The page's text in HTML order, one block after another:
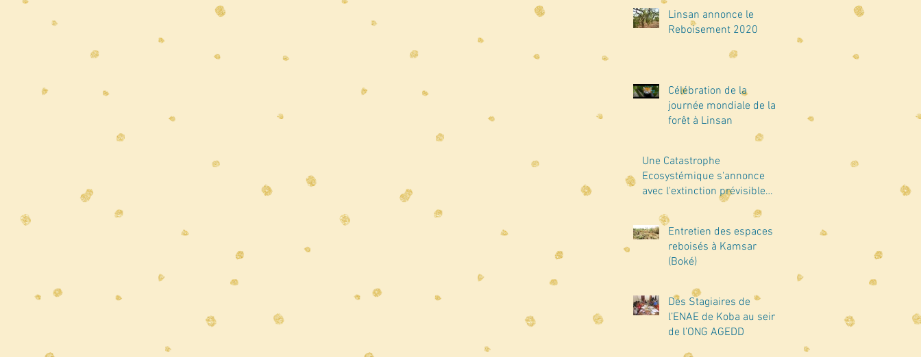
Linsan annonce le
Reboisement 2020
Célébration de la
journée mondiale de la
forêt à Linsan
Une Catastrophe
Ecosystémique s'annonce
avec l'extinction prévisible
des insectes dans le mo
Entretien des espaces
reboisés à Kamsar
(Boké)
Des Stagiaires de
l’ENAE de Koba au sein
de l’ONG AGEDD